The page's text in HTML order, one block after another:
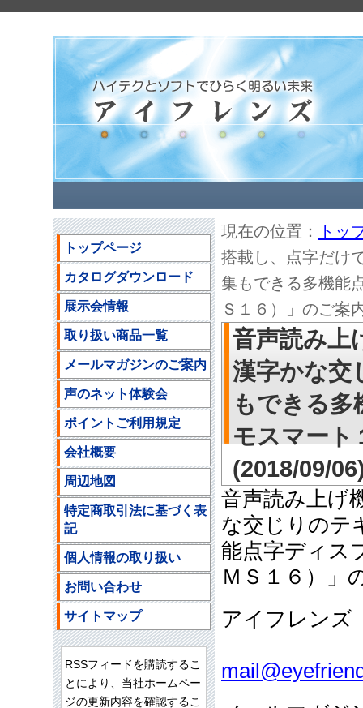
現在の位置：
トッ
搭載し、点字だけ
集もできる多機能
Ｓ１６）」のご案
音声読み上
漢字かな交
もできる
モスマート
(2018/09/
音声読み上げ
な交じりのテ
能点字ディス
ＭＳ１６）」
アイフレン
トップページ
カタログダウンロード
展示会情報
取り扱い商品一覧
メールマガジンのご案内
声のネット体験会
ポイントご利用規定
会社概要
周辺地図
特定商取引法に基づく表
記
個人情報の取り扱い
お問い合わせ
サイトマップ
RSSフィードを購読するこ
とにより、当社ホームペー
ジの更新内容を確認するこ